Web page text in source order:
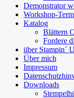
Demonstrator
Workshop-
Katalog
Blättern
Fordere
über Stampin´
Über mich
Impressum
Downloads